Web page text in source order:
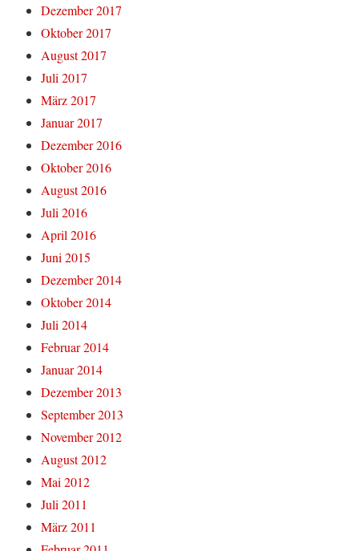
Dezember 2017
Oktober 2017
August 2017
Juli 2017
März 2017
Januar 2017
Dezember 2016
Oktober 2016
August 2016
Juli 2016
April 2016
Juni 2015
Dezember 2014
Oktober 2014
Juli 2014
Februar 2014
Januar 2014
Dezember 2013
September 2013
November 2012
August 2012
Mai 2012
Juli 2011
März 2011